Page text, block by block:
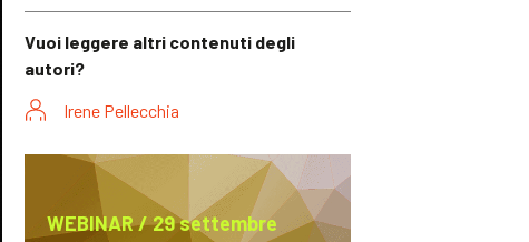
Vuoi leggere altri contenuti degli
autori?
Irene Pellecchia
WEBINAR / 29 settembre